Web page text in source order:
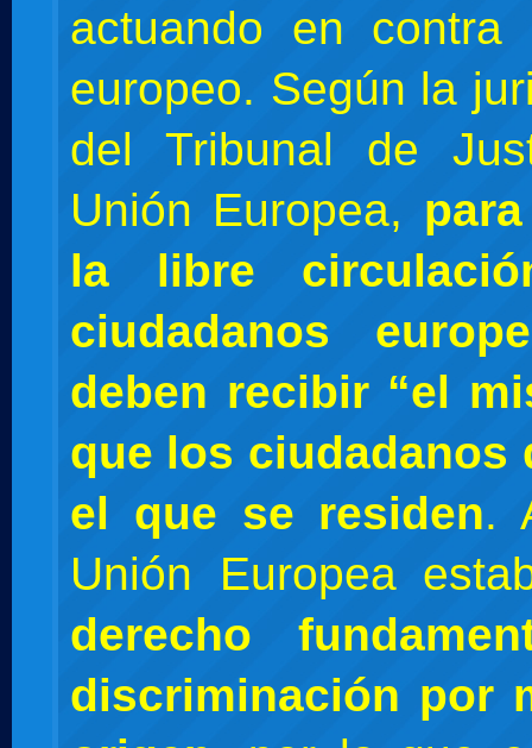
actuando en contra
europeo. Según la
del Tribunal de
Unión Europea,
la libre
ciudadanos
deben recibir “el
que los ciudadanos
el que se residen.
Unión Europea
derecho
discriminación por